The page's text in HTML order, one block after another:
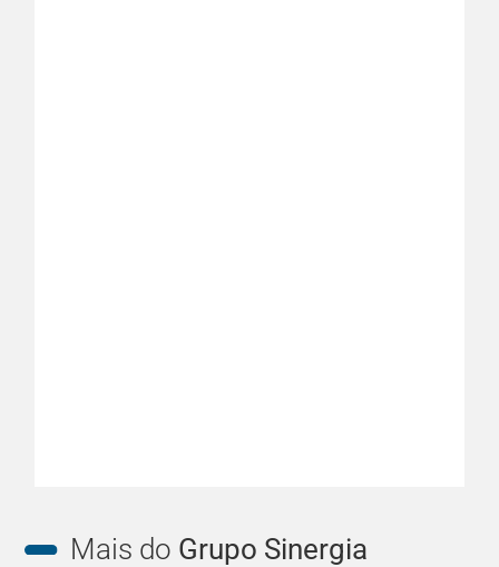
Mais do Grupo Sinergia